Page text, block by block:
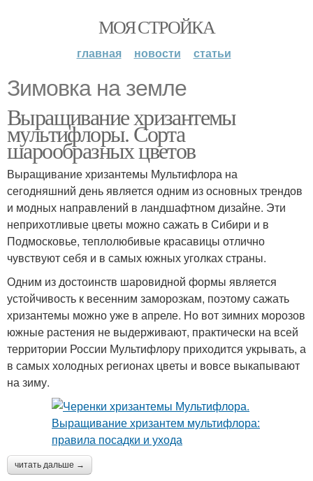
МОЯ СТРОЙКА
главная новости статьи
Зимовка на земле
Выращивание хризантемы
мультифлоры. Сорта
шарообразных цветов
Выращивание хризантемы Мультифлора на
сегодняшний день является одним из основных трендов
и модных направлений в ландшафтном дизайне. Эти
неприхотливые цветы можно сажать в Сибири и в
Подмосковье, теплолюбивые красавицы отлично
чувствуют себя и в самых южных уголках страны.
Одним из достоинств шаровидной формы является
устойчивость к весенним заморозкам, поэтому сажать
хризантемы можно уже в апреле. Но вот зимних морозов
южные растения не выдерживают, практически на всей
территории России Мультифлору приходится укрывать, а
в самых холодных регионах цветы и вовсе выкапывают
на зиму.
читать дальше →